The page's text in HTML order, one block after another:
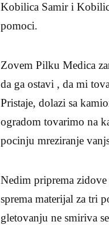
Kobilica Samir i
pomoci.
Zovem Pilku Medica
da ga ostavi , da mi
Pristaje, dolazi sa
ogradom tovarimo na
pocinju mreziranje
Nedim priprema
sprema materijal za tri
gletovanju ne smiriva